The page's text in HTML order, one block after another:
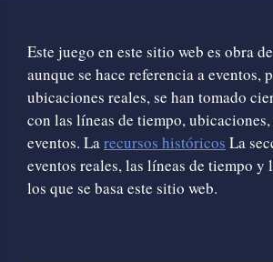
Este juego en este sitio web es obra
aunque se hace referencia a eventos,
ubicaciones reales, se han tomado
con las líneas de tiempo,
eventos. Larecursos históricos La
eventos reales, las líneas de tiempo y
los que se basa este sitio web.